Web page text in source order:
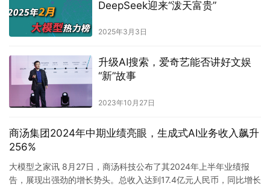
DeepSeek迎来“泼天富贵”
2025年3月3日
升级AI搜索，爱奇艺能否讲好文娱
“新”故事
2023年10月27日
商汤集团2024年中期业绩亮眼，生成式AI业务收入飙升
256%
大模型之家讯 8月27日，商汤科技公布了其2024年上半年业绩报
告，展现出强劲的增长势头。总收入达到17.4亿元人民币，同比增长